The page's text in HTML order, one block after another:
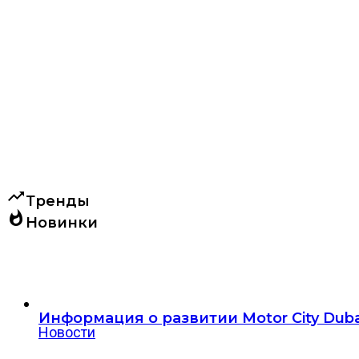
trending_upТренды
whatshot Новинки
Информация о развитии Motor City
Новости